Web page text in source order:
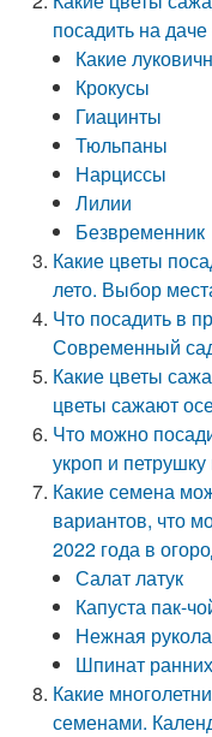
посадить на
Какие
Крокусы
Гиацинты
Тюльпаны
Нарциссы
Лилии
Безвременник
Какие цветы
лето. Выбор
Что посадить в
Современный
Какие цветы
цветы сажают
Что можно
укроп и
Какие семена
вариантов, что
2022 года в
Салат латук
Капуста пак-
Нежная рукола
Шпинат
Какие
семенами.